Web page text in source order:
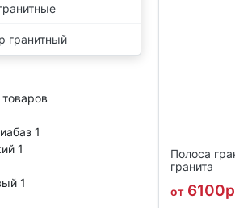
гранитный
1
1
1
Полоса
гранита
от